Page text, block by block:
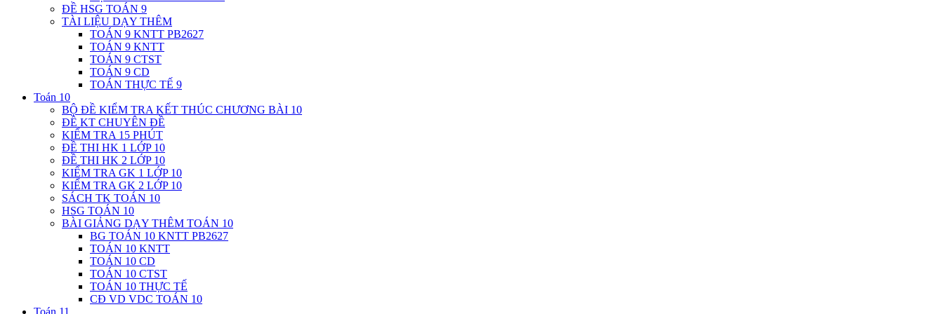
ĐỀ HSG TOÁN 9
TÀI LIỆU DẠY THÊM
TOÁN 9 KNTT PB2627
TOÁN 9 KNTT
TOÁN 9 CTST
TOÁN 9 CD
TOÁN THỰC TẾ 9
Toán 10
BỘ ĐỀ KIỂM TRA KẾT THÚC CHƯƠNG BÀI 10
ĐỀ KT CHUYÊN ĐỀ
KIỂM TRA 15 PHÚT
ĐỀ THI HK 1 LỚP 10
ĐỀ THI HK 2 LỚP 10
KIỂM TRA GK 1 LỚP 10
KIỂM TRA GK 2 LỚP 10
SÁCH TK TOÁN 10
HSG TOÁN 10
BÀI GIẢNG DẠY THÊM TOÁN 10
BG TOÁN 10 KNTT PB2627
TOÁN 10 KNTT
TOÁN 10 CD
TOÁN 10 CTST
TOÁN 10 THỰC TẾ
CĐ VD VDC TOÁN 10
Toán 11